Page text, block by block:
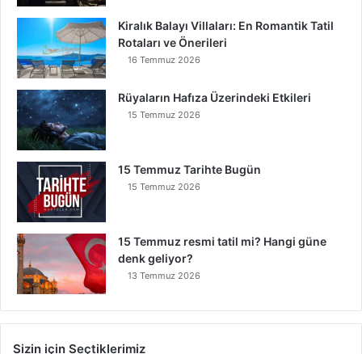
Kiralık Balayı Villaları: En Romantik Tatil
Rotaları ve Önerileri
16 Temmuz 2026
Rüyaların Hafıza Üzerindeki Etkileri
15 Temmuz 2026
15 Temmuz Tarihte Bugün
15 Temmuz 2026
15 Temmuz resmi tatil mi? Hangi güne
denk geliyor?
13 Temmuz 2026
Sizin için Seçtiklerimiz